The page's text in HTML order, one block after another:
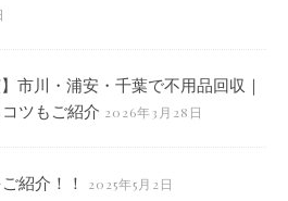
市川・浦安・千葉で不用品回収｜
ツもご紹介 2026年3月28日
紹介！！ 2025年5月2日